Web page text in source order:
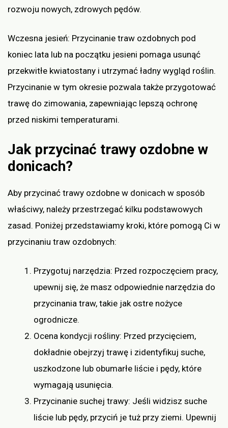
rozwoju nowych, zdrowych pędów.
Wczesna jesień: Przycinanie traw ozdobnych pod
koniec lata lub na początku jesieni pomaga usunąć
przekwitłe kwiatostany i utrzymać ładny wygląd roślin.
Przycinanie w tym okresie pozwala także przygotować
trawę do zimowania, zapewniając lepszą ochronę
przed niskimi temperaturami.
Jak przycinać trawy ozdobne w
donicach?
Aby przycinać trawy ozdobne w donicach w sposób
właściwy, należy przestrzegać kilku podstawowych
zasad. Poniżej przedstawiamy kroki, które pomogą Ci w
przycinaniu traw ozdobnych:
Przygotuj narzędzia: Przed rozpoczęciem pracy,
upewnij się, że masz odpowiednie narzędzia do
przycinania traw, takie jak ostre nożyce
ogrodnicze.
Ocena kondycji rośliny: Przed przycięciem,
dokładnie obejrzyj trawę i zidentyfikuj suche,
uszkodzone lub obumarłe liście i pędy, które
wymagają usunięcia.
Przycinanie suchej trawy: Jeśli widzisz suche
liście lub pędy, przyciń je tuż przy ziemi. Upewnij